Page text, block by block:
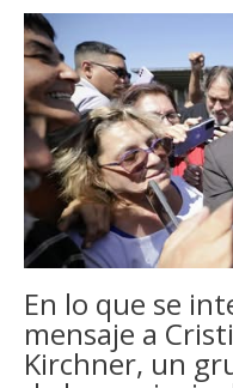
En lo que se
mensaje a
Kirchner, un